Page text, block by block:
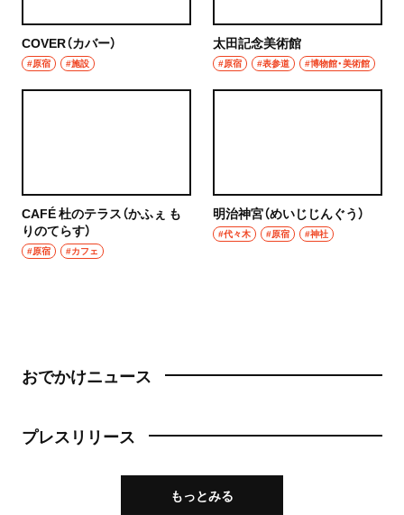
COVER（カバー）
#原宿 #施設
太田記念美術館
#原宿 #表参道 #博物館・美術館
CAFÉ 杜のテラス（かふぇ も
りのてらす）
#原宿 #カフェ
明治神宮（めいじじんぐう）
#代々木 #原宿 #神社
おでかけニュース
プレスリリース
もっとみる